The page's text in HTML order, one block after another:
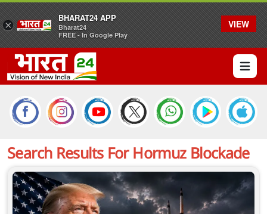
Open
Search Results For Hormuz Blockade
×
BHARAT24 APP
Bharat24
FREE - In Google Play
VIEW